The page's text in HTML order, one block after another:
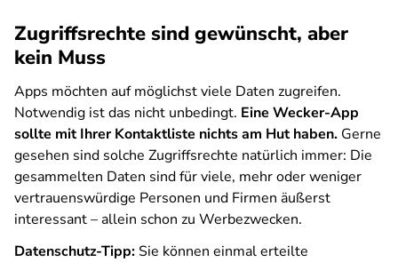
Zugriffsrechte sind gewünscht, aber
kein Muss
Apps möchten auf möglichst viele Daten zugreifen.
Notwendig ist das nicht unbedingt. Eine Wecker-App
sollte mit Ihrer Kontaktliste nichts am Hut haben. Gerne
gesehen sind solche Zugriffsrechte natürlich immer: Die
gesammelten Daten sind für viele, mehr oder weniger
vertrauenswürdige Personen und Firmen äußerst
interessant – allein schon zu Werbezwecken.
Datenschutz-Tipp: Sie können einmal erteilte